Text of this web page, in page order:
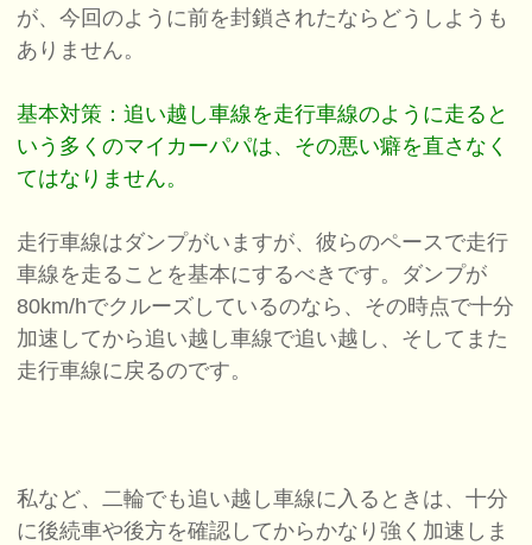
が、今回のように前を封鎖されたならどうしようも
ありません。
基本対策：追い越し車線を走行車線のように走ると
いう多くのマイカーパパは、その悪い癖を直さなく
てはなりません。
走行車線はダンプがいますが、彼らのペースで走行
車線を走ることを基本にするべきです。ダンプが
80km/hでクルーズしているのなら、その時点で十分
加速してから追い越し車線で追い越し、そしてまた
走行車線に戻るのです。
私など、二輪でも追い越し車線に入るときは、十分
に後続車や後方を確認してからかなり強く加速しま